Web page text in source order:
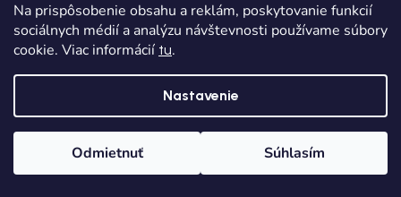
Na prispôsobenie obsahu a reklám, poskytovanie funkcií
sociálnych médií a analýzu návštevnosti používame súbory
cookie. Viac informácií tu.
Nastavenie
Odmietnuť Súhlasím
MAYORAL chlapčenská mikina s kapucňou -
Oranžová